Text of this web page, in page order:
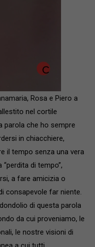
Rosa e Piero a
nel cortile
parola che ho sempre
in chiacchiere,
il tempo senza una vera
di tempo”,
a fare amicizia o
consapevole far niente.
di questa parola
da cui proveniamo, le
le nostre visioni di